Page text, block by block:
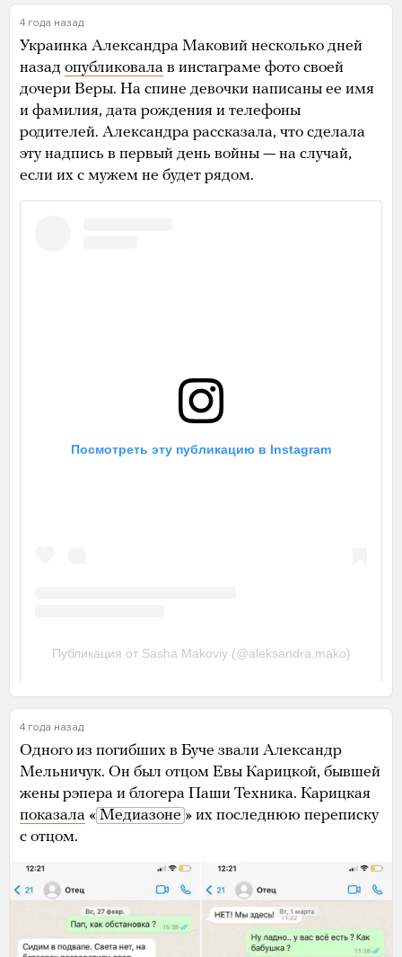
4 года назад
Украинка Александра Маковий несколько дней
назад опубликовала в инстаграме фото своей
дочери Веры. На спине девочки написаны ее имя
и фамилия, дата рождения и телефоны
родителей. Александра рассказала, что сделала
эту надпись в первый день войны — на случай,
если их с мужем не будет рядом.
4 года назад
Одного из погибших в Буче звали Александр
Мельничук. Он был отцом Евы Карицкой, бывшей
жены рэпера и блогера Паши Техника. Карицкая
показала « Медиазоне » их последнюю переписку
с отцом.